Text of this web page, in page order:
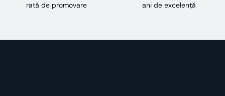
rată de promovare ani de excelență